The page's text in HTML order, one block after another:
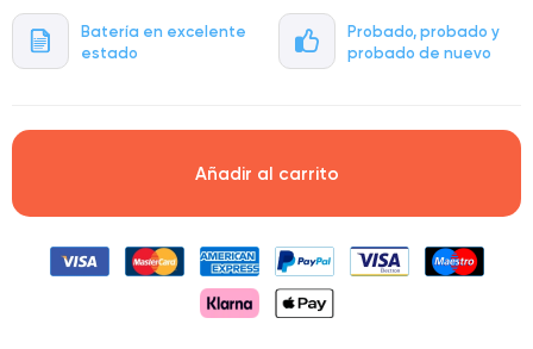
Batería en excelente
estado
Probado, probado y
probado de nuevo
Añadir al carrito